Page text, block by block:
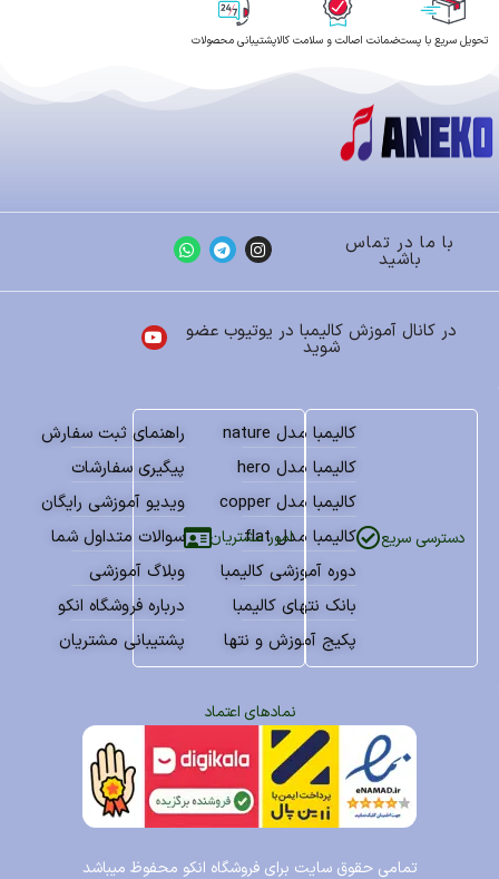
تحویل سریع با پستضمانت اصالت و سلامت کالاپشتیبانی محصولات
با ما در تماس
باشید
در کانال آموزش کالیمبا در یوتیوب عضو
شوید
دسترسی سریع
کالیمبا مدل nature
کالیمبا مدل hero
کالیمبا مدل copper
کالیمبا مدل flat
دوره آموزشی کالیمبا
بانک نتهای کالیمبا
پکیج آموزش و نتها
امور مشتریان
راهنمای ثبت سفارش
پیگیری سفارشات
ویدیو آموزشی رایگان
سوالات متداول شما
وبلاگ آموزشی
درباره فروشگاه انکو
پشتیبانی مشتریان
نمادهای اعتماد
تمامی حقوق سایت برای فروشگاه انکو محفوظ میباشد